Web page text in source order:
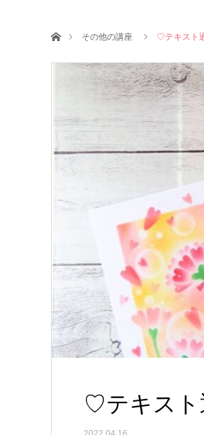
ホームその他の講座 ♡テキスト
♡テキスト